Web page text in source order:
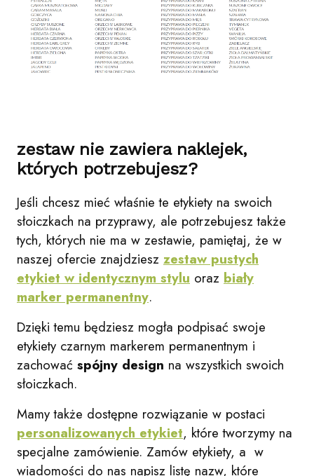
zestaw nie zawiera naklejek,
których potrzebujesz?
Jeśli chcesz mieć właśnie te etykiety na swoich
słoiczkach na przyprawy, ale potrzebujesz także
tych, których nie ma w zestawie, pamiętaj, że w
naszej ofercie znajdziesz zestaw pustych
etykiet w identycznym stylu oraz biały
marker permanentny.
Dzięki temu będziesz mogła podpisać swoje
etykiety czarnym markerem permanentnym i
zachować spójny design na wszystkich swoich
słoiczkach.
Mamy także dostępne rozwiązanie w postaci
personalizowanych etykiet, które tworzymy na
specjalne zamówienie. Zamów etykiety, a w
wiadomości do nas napisz listę nazw, które